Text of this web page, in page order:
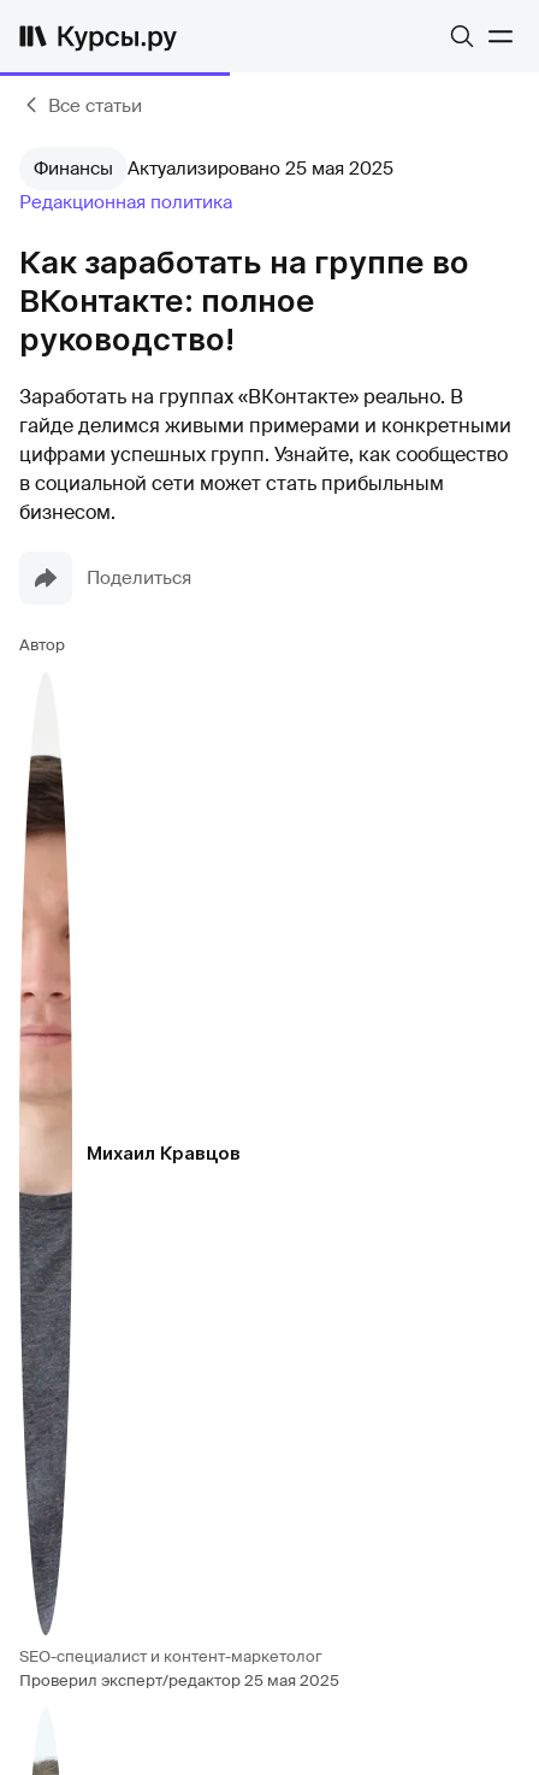
Все статьи
Финансы
Актуализировано 25 мая 2025
Редакционная политика
Как заработать на группе во
ВКонтакте: полное
руководство!
Заработать на группах «ВКонтакте» реально. В
гайде делимся живыми примерами и конкретными
цифрами успешных групп. Узнайте, как сообщество
в социальной сети может стать прибыльным
бизнесом.
Поделиться
Автор
Михаил Кравцов
SEO-специалист и контент-маркетолог
Проверил эксперт/редактор25 мая 2025